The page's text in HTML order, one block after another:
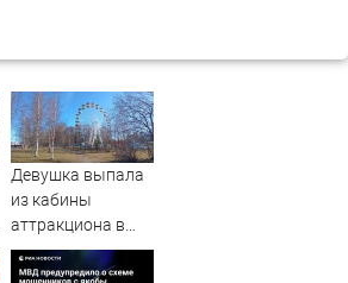
Девушка выпала
из кабины
аттракциона в
российском
городе